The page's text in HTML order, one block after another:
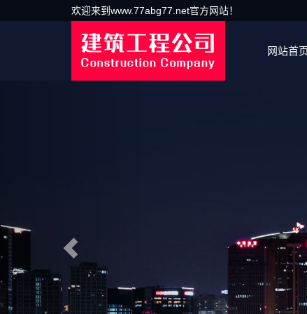
欢迎来到www.77abg77.net官方网站！
网站首